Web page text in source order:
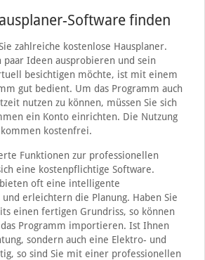
Software finden
zahlreiche kostenlose Hausplaner.
Ideen ausprobieren und sein
besichtigen möchte, ist mit einem
gut bedient. Um das Programm auch
nutzen zu können, müssen Sie sich
ein Konto einrichten. Die Nutzung
kostenfrei.
Funktionen zur professionellen
eine kostenpflichtige Software.
oft eine intelligente
erleichtern die Planung. Haben Sie
einen fertigen Grundriss, so können
Programm importieren. Ist Ihnen
sondern auch eine Elektro- und
so sind Sie mit einer professionellen